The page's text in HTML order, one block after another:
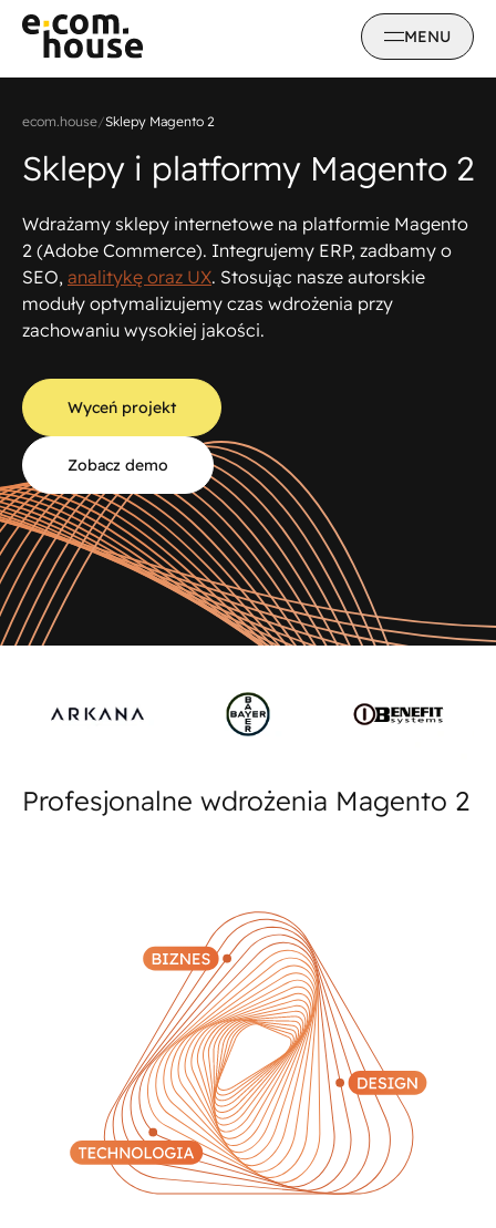
MENU
ecom.house/Sklepy Magento 2
Sklepy i platformy Magento 2
Wdrażamy sklepy internetowe na platformie Magento
2 (Adobe Commerce). Integrujemy ERP, zadbamy o
SEO, analitykę oraz UX. Stosując nasze autorskie
moduły optymalizujemy czas wdrożenia przy
zachowaniu wysokiej jakości.
Wyceń projekt
Zobacz demo
Profesjonalne wdrożenia Magento 2